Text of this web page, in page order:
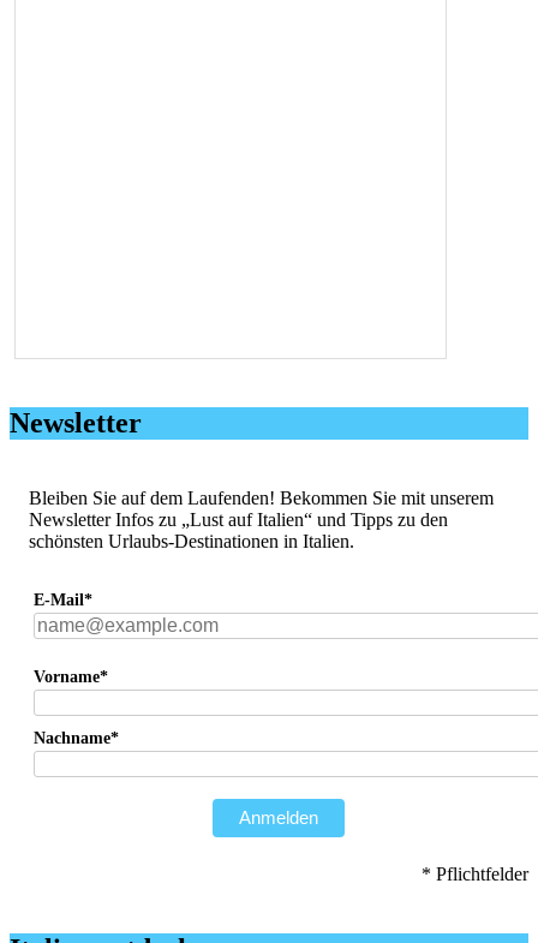
Newsletter
Bleiben Sie auf dem Laufenden! Bekommen Sie mit unserem
Newsletter Infos zu „Lust auf Italien“ und Tipps zu den
schönsten Urlaubs-Destinationen in Italien.
E-Mail*
Vorname*
Nachname*
Anmelden
* Pflichtfelder